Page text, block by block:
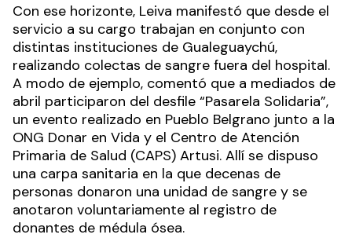
Con ese horizonte, Leiva manifestó que desde el
servicio a su cargo trabajan en conjunto con
distintas instituciones de Gualeguaychú,
realizando colectas de sangre fuera del hospital.
A modo de ejemplo, comentó que a mediados de
abril participaron del desfile “Pasarela Solidaria”,
un evento realizado en Pueblo Belgrano junto a la
ONG Donar en Vida y el Centro de Atención
Primaria de Salud (CAPS) Artusi. Allí se dispuso
una carpa sanitaria en la que decenas de
personas donaron una unidad de sangre y se
anotaron voluntariamente al registro de
donantes de médula ósea.